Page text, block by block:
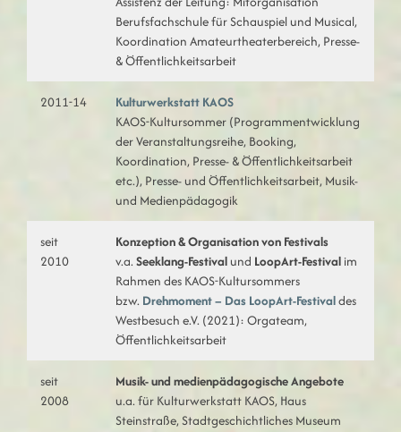
Berufsfachschule für Schauspiel und Musical,
Koordination Amateurtheaterbereich, Presse-
& Öffentlichkeitsarbeit
2011-14
Kulturwerkstatt KAOS
KAOS-Kultursommer (Programmentwicklung
der Veranstaltungsreihe, Booking,
Koordination, Presse- & Öffentlichkeitsarbeit
etc.), Presse- und Öffentlichkeitsarbeit, Musik-
und Medienpädagogik
seit
2010
Konzeption & Organisation von Festivals
v.a.Seeklang-Festival und LoopArt-Festival im
Rahmen des KAOS-Kultursommers
bzw. Drehmoment – Das LoopArt-Festivaldes
Westbesuch e.V. (2021): Orgateam,
Öffentlichkeitsarbeit
seit
2008
Musik- und medienpädagogische Angebote
u.a. für Kulturwerkstatt KAOS, Haus
Steinstraße, Stadtgeschichtliches Museum